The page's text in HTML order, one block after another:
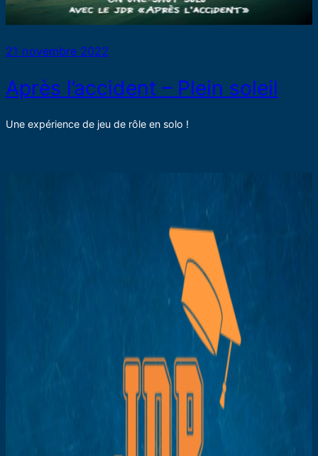
21 novembre 2022
Après l’accident – Plein soleil
Une expérience de jeu de rôle en solo !